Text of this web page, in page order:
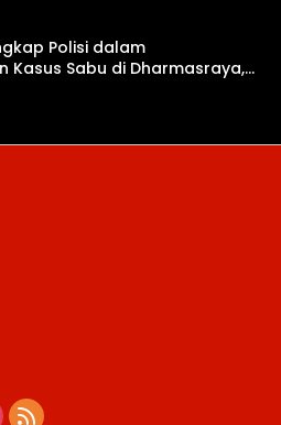
Polisi dalam
Kasus Sabu di Dharmasraya,
hingga Bong Disita